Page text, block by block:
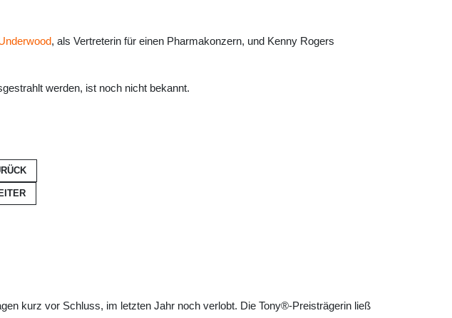
, als Vertreterin für einen Pharmakonzern, und Kenny Rogers
werden, ist noch nicht bekannt.
kurz vor Schluss, im letzten Jahr noch verlobt. Die Tony®-Preisträgerin ließ